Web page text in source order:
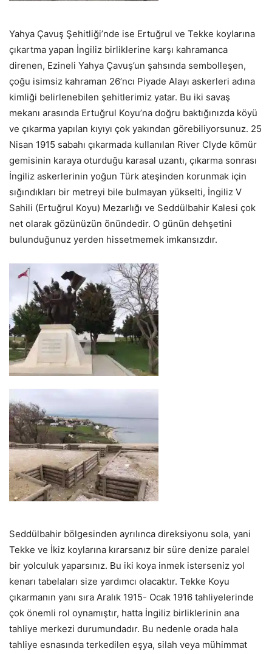
Yahya Çavuş Şehitliği’nde ise Ertuğrul ve Tekke koylarına
çıkartma yapan İngiliz birliklerine karşı kahramanca
direnen, Ezineli Yahya Çavuş’un şahsında sembolleşen,
çoğu isimsiz kahraman 26’ncı Piyade Alayı askerleri adına
kimliği belirlenebilen şehitlerimiz yatar. Bu iki savaş
mekanı arasında Ertuğrul Koyu’na doğru baktığınızda köyü
ve çıkarma yapılan kıyıyı çok yakından görebiliyorsunuz. 25
Nisan 1915 sabahı çıkarmada kullanılan River Clyde kömür
gemisinin karaya oturduğu karasal uzantı, çıkarma sonrası
İngiliz askerlerinin yoğun Türk ateşinden korunmak için
sığındıkları bir metreyi bile bulmayan yükselti, İngiliz V
Sahili (Ertuğrul Koyu) Mezarlığı ve Seddülbahir Kalesi çok
net olarak gözünüzün önündedir. O günün dehşetini
bulunduğunuz yerden hissetmemek imkansızdır.
Seddülbahir bölgesinden ayrılınca direksiyonu sola, yani
Tekke ve İkiz koylarına kırarsanız bir süre denize paralel
bir yolculuk yaparsınız. Bu iki koya inmek isterseniz yol
kenarı tabelaları size yardımcı olacaktır. Tekke Koyu
çıkarmanın yanı sıra Aralık 1915- Ocak 1916 tahliyelerinde
çok önemli rol oynamıştır, hatta İngiliz birliklerinin ana
tahliye merkezi durumundadır. Bu nedenle orada hala
tahliye esnasında terkedilen eşya, silah veya mühimmat